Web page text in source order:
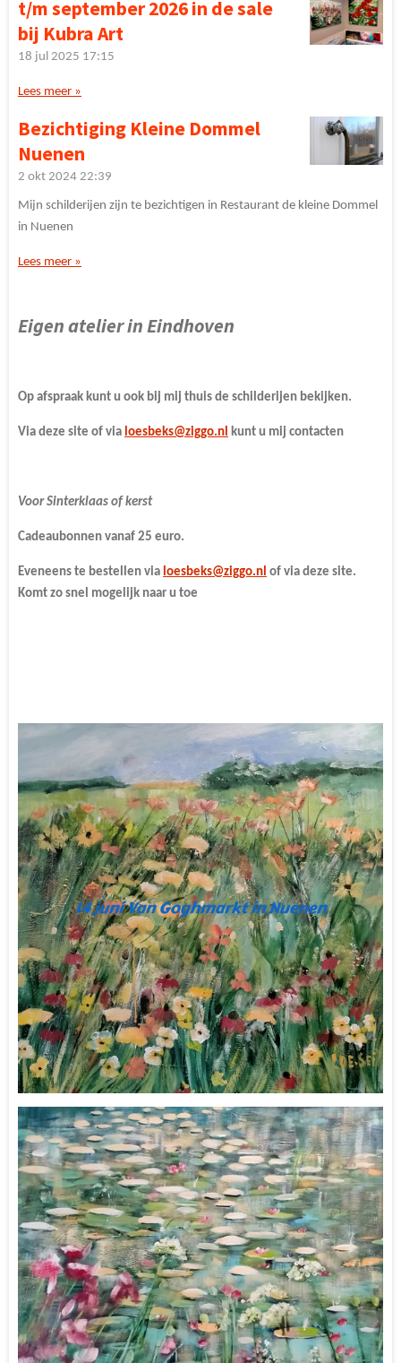
t/m september 2026 in de sale
bij Kubra Art
18 jul 2025 17:15
Lees meer »
Bezichtiging Kleine Dommel
Nuenen
2 okt 2024 22:39
Mijn schilderijen zijn te bezichtigen in Restaurant de kleine Dommel
in Nuenen
Lees meer »
Eigen atelier in Eindhoven
Op afspraak kunt u ook bij mij thuis de schilderijen bekijken.
Via deze site of via loesbeks@ziggo.nl kunt u mij contacten
Voor Sinterklaas of kerst
Cadeaubonnen vanaf 25 euro.
Eveneens te bestellen via loesbeks@ziggo.nl of via deze site.
Komt zo snel mogelijk naar u toe